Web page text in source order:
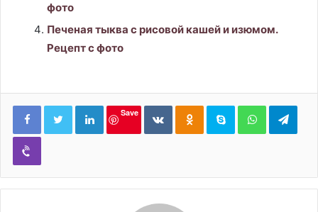
фото
Печеная тыква с рисовой кашей и изюмом.
Рецепт с фото
LinkedIn
Save
ВконтактеОдноклассники
Skype WhatsApp
Viber